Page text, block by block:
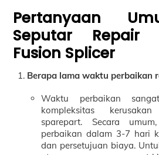
Pertanyaan
Seputar Repair
Fusion Splicer
Berapa lama waktu perbaikan
Waktu perbaikan
kompleksitas
sparepart. Secara
perbaikan dalam 3-7 hari
dan persetujuan biaya.